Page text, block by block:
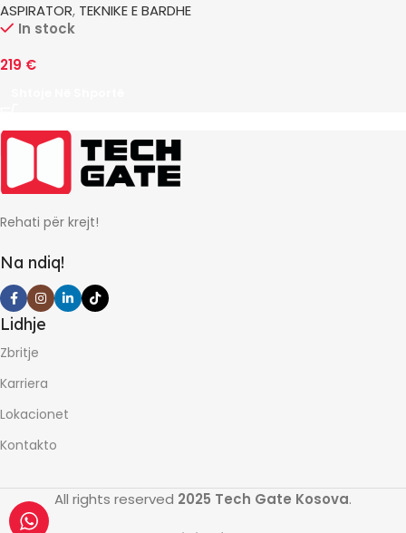
ASPIRATOR, TEKNIKE E BARDHE
In stock
219 €
Rehati për krejt!
Na ndiq!
Lidhje
Zbritje
Karriera
Lokacionet
Kontakto
All rights reserved 2025 Tech Gate Kosova.